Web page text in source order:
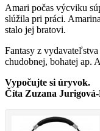
Amari počas výcviku
slúžila pri práci.
stalo jej bratovi.
Fantasy z
chudobnej, bohatej ap.
Vypočujte si úryvok.
Číta Zuzana